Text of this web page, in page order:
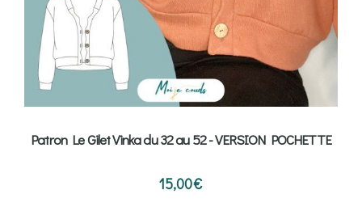
Patron Le Gilet Vinka du 32 au 52 - VERSION POCHETTE
15,00€